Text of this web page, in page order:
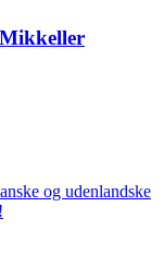
og udenlandske